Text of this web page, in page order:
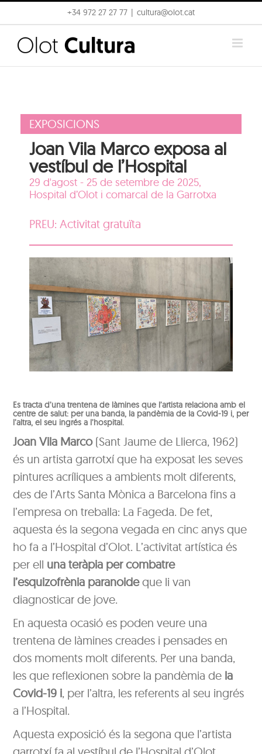
to
content
+34 972 27 27 77 cultura@olot.cat
EXPOSICIONS
Joan Vila Marco exposa al
vestíbul de l’Hospital
29 d'agost - 25 de setembre de 2025,
Hospital d’Olot i comarcal de la Garrotxa
PREU: Activitat gratuïta
Es tracta d’una trentena de làmines que l’artista relaciona amb el
centre de salut: per una banda, la pandèmia de la Covid-19 i, per
l’altra, el seu ingrés a l’hospital.
Joan Vila Marco(Sant Jaume de Llierca, 1962)
és un artista garrotxí que ha exposat les seves
pintures acríliques a ambients molt diferents,
des de l’Arts Santa Mònica a Barcelona fins a
l’empresa on treballa: La Fageda. De fet,
aquesta és la segona vegada en cinc anys que
ho fa a l’Hospital d’Olot. L’activitat artística és
per ell una teràpia per combatre
l’esquizofrènia paranoideque li van
diagnosticar de jove.
En aquesta ocasió es poden veure una
trentena de làmines creades i pensades en
dos moments molt diferents. Per una banda,
les que reflexionen sobre la pandèmia de la
Covid-19 i, per l’altra, les referents al seu ingrés
a l’Hospital.
Aquesta exposició és la segona que l’artista